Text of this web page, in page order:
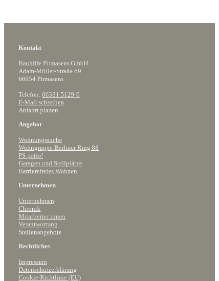
Kontakt
Bauhilfe Pirmasens GmbH
Adam-Müller-Straße 69
66954 Pirmasens
Telefon: 06331 5129-0
E-Mail schreiben
Anfahrt planen
Angebot
Wohnungssuche
Wohngruppe Berliner Ring 88
PS:patio!
Garagen und Stellplätze
Barrierefreies Wohnen
Unternehmen
Unternehmen
Chronik
Mitarbeiter:innen
Verantwortung
Stellenangebote
Rechtliches
Impressum
Datenschutzerklärung
Cookie-Richtlinie (EU)